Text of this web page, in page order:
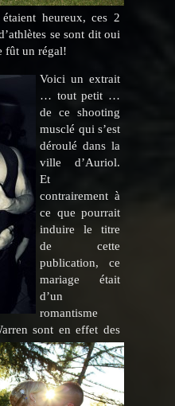
heureux, ces 2
se sont dit oui
fût un régal!
Voici un extrait
… tout petit …
de ce shooting
musclé qui s’est
déroulé dans la
ville d’Auriol.
Et
contrairement à
ce que pourrait
induire le titre
de cette
publication, ce
mariage était
d’un
romantisme
sont en effet des